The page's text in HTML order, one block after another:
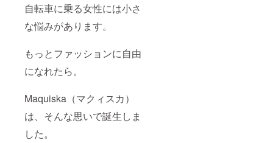
自転車に乗る女性には小さ
な悩みがあります。
もっとファッションに自由
になれたら。
Maquiska（マクィスカ）
は、そんな思いで誕生しま
した。